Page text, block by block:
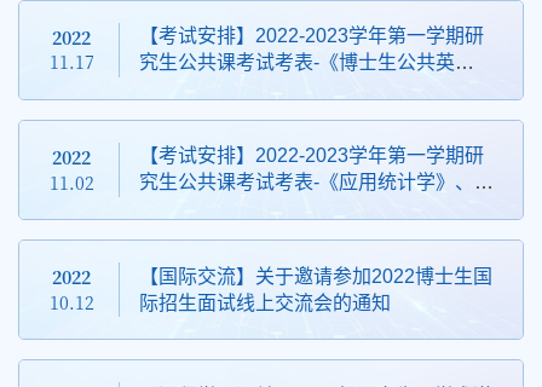
2022
11.17
【考试安排】2022-2023学年第一学期研
究生公共课考试考表-《博士生公共英
2022
11.02
【考试安排】2022-2023学年第一学期研
究生公共课考试考表-《应用统计学》、
2022
10.12
【国际交流】关于邀请参加2022博士生国
际招生面试线上交流会的通知